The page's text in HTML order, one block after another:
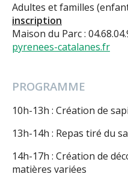
Adultes et familles
inscription
Maison du Parc :
pyrenees-catalanes.fr
PROGRAMME
10h-13h : Création de
13h-14h : Repas tiré du
14h-17h : Création de
matières variées